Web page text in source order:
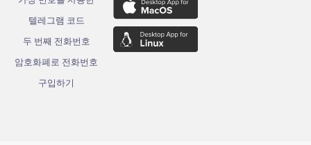
텔레그램 코드
두 번째 전화번호
암호화폐로 전화번호
구입하기